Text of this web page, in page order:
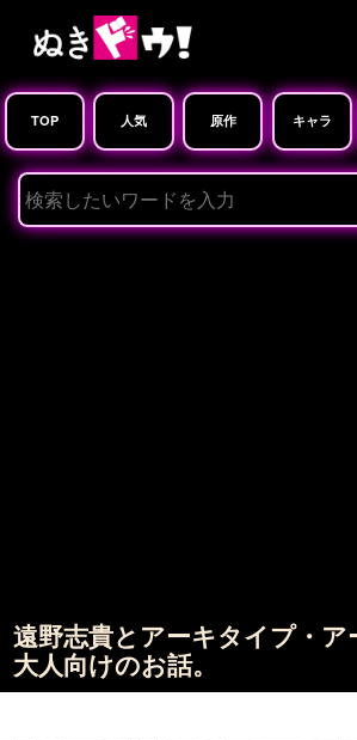
TOP 人気 原作 キャラ
遠野志貴とアーキタイプ・ア
大人向けのお話。